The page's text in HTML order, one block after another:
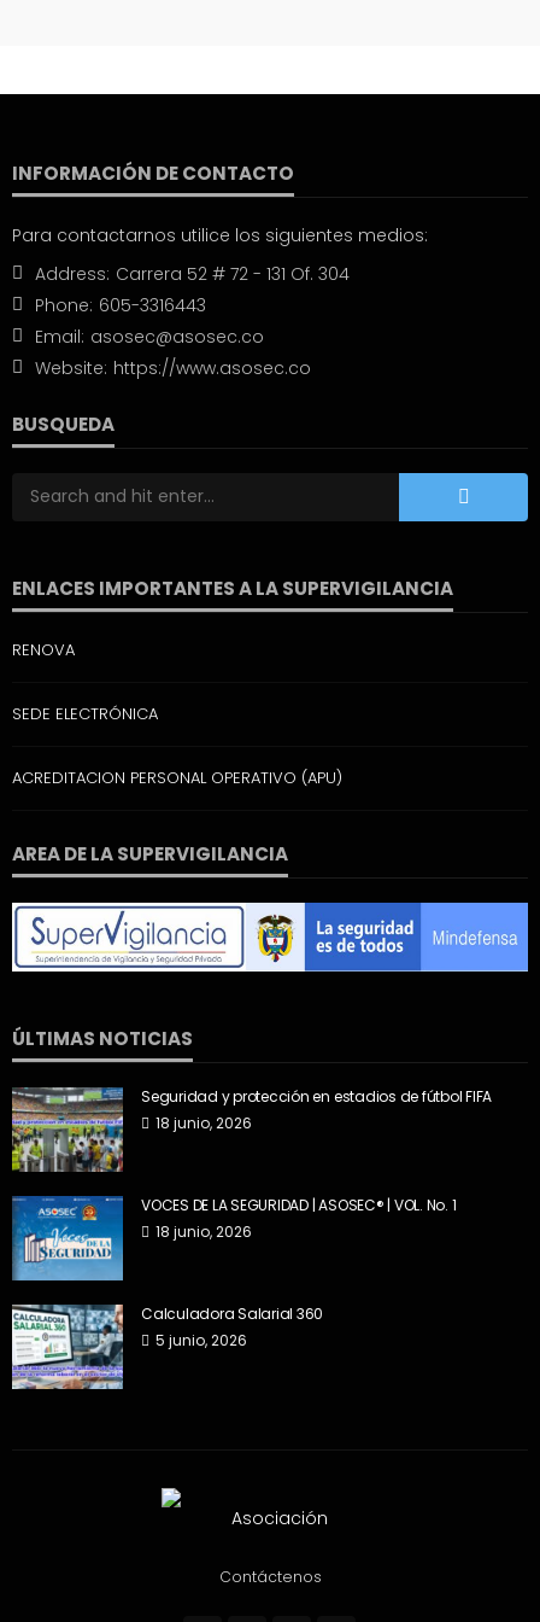
INFORMACIÓN DE CONTACTO
Para contactarnos utilice los siguientes medios:
Address: Carrera 52 # 72 - 131 Of. 304
Phone: 605-3316443
Email: asosec@asosec.co
Website: https://www.asosec.co
BUSQUEDA
ENLACES IMPORTANTES A LA SUPERVIGILANCIA
RENOVA
SEDE ELECTRÓNICA
ACREDITACION PERSONAL OPERATIVO (APU)
AREA DE LA SUPERVIGILANCIA
ÚLTIMAS NOTICIAS
Seguridad y protección en estadios de fútbol FIFA
18 junio, 2026
VOCES DE LA SEGURIDAD | ASOSEC® | VOL. No. 1
18 junio, 2026
Calculadora Salarial 360
5 junio, 2026
Contáctenos